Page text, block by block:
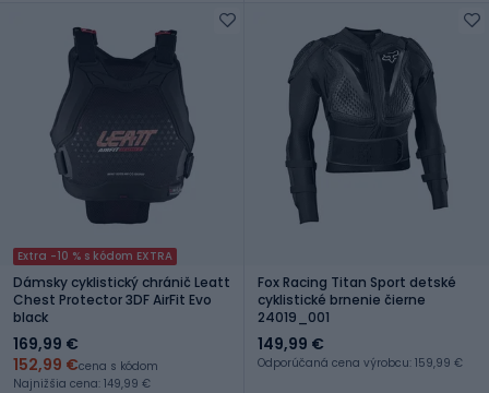
Extra -10 % s kódom EXTRA
Dámsky cyklistický chránič Leatt
Chest Protector 3DF AirFit Evo
black
169,99 €
152,99 €cena s kódom
Najnižšia cena: 149,99 €
Fox Racing Titan Sport detské
cyklistické brnenie čierne
24019_001
149,99 €
Odporúčaná cena výrobcu: 159,99 €